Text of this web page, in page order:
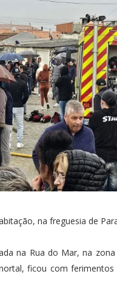
na freguesia de
na Rua do Mar, na
ficou com